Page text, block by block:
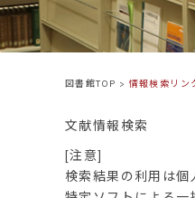
図書館TOP > 情報検索リン
文献情報検索
[注意]
検索結果の利用は個